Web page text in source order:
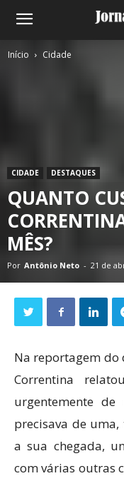
Início Cidade
CIDADE DESTAQUES
QUANTO
MÊS?
Por Antônio Neto - 21 de
Na reportagem do
Correntina
urgentemente
precisava de
a sua chegada,
com várias outras